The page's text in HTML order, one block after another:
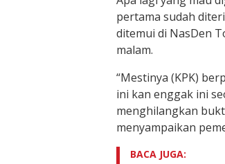
pertama sudah
ditemui di NasDen
malam.
“Mestinya (KPK)
ini kan enggak ini
menghilangkan
menyampaikan
BACA JUGA: